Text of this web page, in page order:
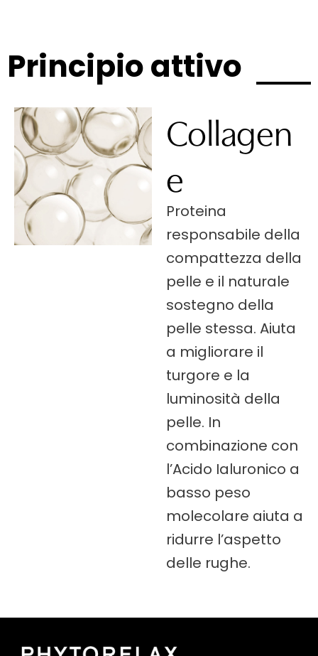
Principio attivo
Collagen
e
Proteina
responsabile della
compattezza della
pelle e il naturale
sostegno della
pelle stessa. Aiuta
a migliorare il
turgore e la
luminosità della
pelle. In
combinazione con
l’Acido Ialuronico a
basso peso
molecolare aiuta a
ridurre l’aspetto
delle rughe.